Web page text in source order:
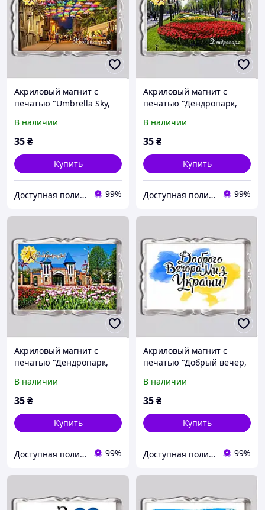
Акриловый магнит с
печатью "Umbrella Sky,
(16044)
В наличии
35₴
Купить
Доступная полиграфия в городе Кропивницком 99%
Акриловый магнит с
печатью "Дендропарк,
Kropyvnytskyi" №2 92x65
(16043)
В наличии
35₴
Купить
Доступная полиграфия в городе Кропивницком 99%
Акриловый магнит с
печатью "Дендропарк,
Kropyvnytskyi" 92x65
(16042)
В наличии
35₴
Купить
Доступная полиграфия в городе Кропивницком 99%
Акриловый магнит с
печатью "Добрый вечер,
92x65 (16029)
В наличии
35₴
Купить
Доступная полиграфия в городе Кропивницком 99%